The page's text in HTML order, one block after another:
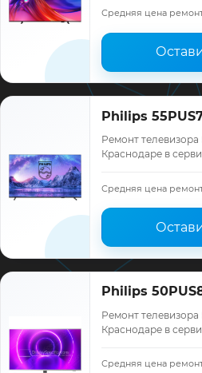
ремонта, запчасти и
месяце…
Средняя цена
Philips
Ремонт телевизора
Краснодаре в
ремонта, запчасти и
месяце…
Средняя цена
Philips
Ремонт телевизора
Краснодаре в
ремонта, запчасти
Средняя цена